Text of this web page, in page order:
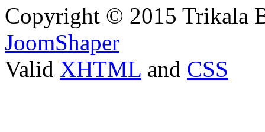
Copyright © 2015 Trikala
JoomShaper
Valid XHTML and CSS